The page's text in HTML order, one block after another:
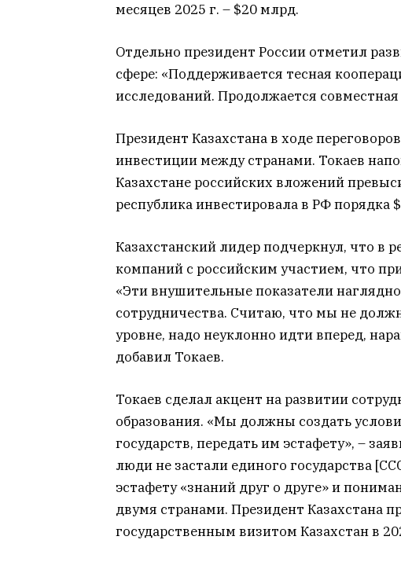
месяцев 2025 г. – $20 млрд.
Отдельно президент России отметил
сфере: «Поддерживается тесная
исследований. Продолжается
Президент Казахстана в ходе
инвестиции между странами. Токаев
Казахстане российских вложений
республика инвестировала в РФ порядка
Казахстанский лидер подчеркнул, что в
компаний с российским участием, что
«Эти внушительные показатели
сотрудничества. Считаю, что мы не
уровне, надо неуклонно идти вперед,
добавил Токаев.
Токаев сделал акцент на развитии
образования. «Мы должны создать
государств, передать им эстафету», –
люди не застали единого государства
эстафету «знаний друг о друге» и
двумя странами. Президент Казахстана
государственным визитом Казахстан в